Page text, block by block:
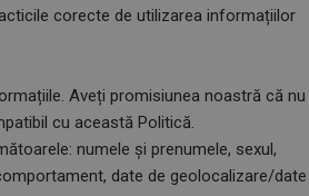
corecte de utilizarea informațiilor
Aveți promisiunea noastră că nu
cu această Politică.
numele și prenumele, sexul,
date de geolocalizare/date